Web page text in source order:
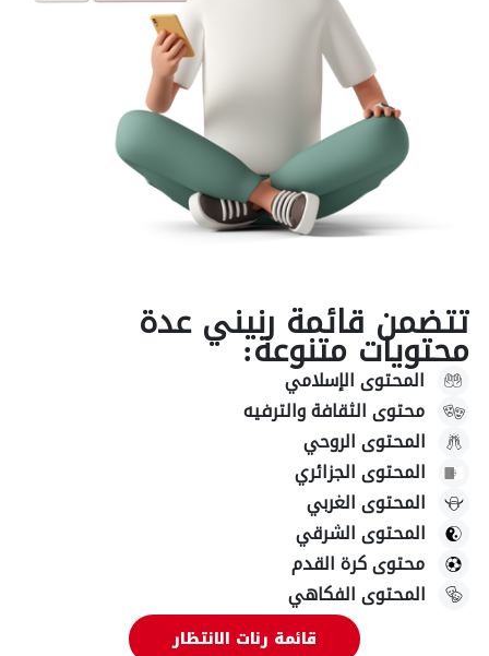
تتضمن قائمة رنيني عدة
محتويات متنوعة:
المحتوى الإسلامي
محتوى الثقافة والترفيه
المحتوى الروحي
المحتوى الجزائري
المحتوى الغربي
المحتوى الشرقي
محتوى كرة القدم
المحتوى الفكاهي
قائمة رنات الانتظار